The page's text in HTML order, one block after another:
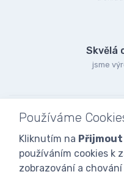
Skvělá
jsme
Používáme
Kliknutím na Přijmout
používáním cookies k
zobrazování a